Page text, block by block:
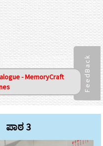
FeedBack
- MemoryCraft
ಪಾಠ 3